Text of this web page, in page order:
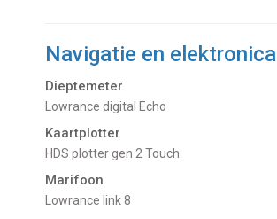
Navigatie en elektronica
Dieptemeter
Lowrance digital Echo
Kaartplotter
HDS plotter gen 2 Touch
Marifoon
Lowrance link 8